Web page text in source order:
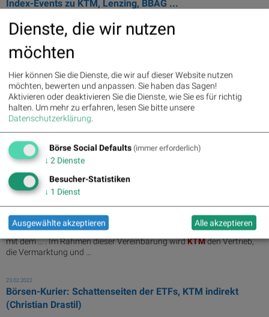
Index-Events zu KTM, Lenzing, BBAG ...
... Kalender Indexumstellungen: 18.01.1999:
Lenzing ...
12.12.2022
Börsegeschichte 12.12.: KTM Power Sports, Immoeast
IPOs: 12.12.2003:KTMPower Sports:KTMPower Sports mit IPO in ...
Pierer Mobility: KTM steigt bei MV Augusta ein
Im November 2022 wird die
Pierer ... wird die Zusammenarbeit vertieft. DieKTMAG wird die MV
Agusta ...
21.09.2022
Motorräder in USA, Kanada und Mexiko
Die Pierer Mobility-MarkeKTM
hat eine Kooperationsvereinbarung
mit dem ... . Im Rahmen dieser Vereinbarung wirdKTMden Vertrieb,
die Vermarktung und ...
23.02.2022
Börsen-Kurier: Schattenseiten der ETFs, KTM indirekt
(Christian Drastil)
Dienste, die wir nutzen
möchten
Hier können Sie die Dienste, die wir auf dieser Website nutzen
möchten, bewerten und anpassen. Sie haben das Sagen!
Aktivieren oder deaktivieren Sie die Dienste, wie Sie es für richtig
halten. Um mehr zu erfahren, lesen Sie bitte unsere
Datenschutzerklärung.
Börse Social Defaults (immer erforderlich)
↓ 2 Dienste
Besucher-Statistiken
↓ 1 Dienst
Ausgewählte akzeptieren Alle akzeptieren